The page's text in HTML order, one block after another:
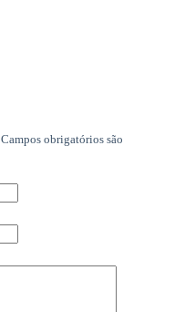
Campos obrigatórios são